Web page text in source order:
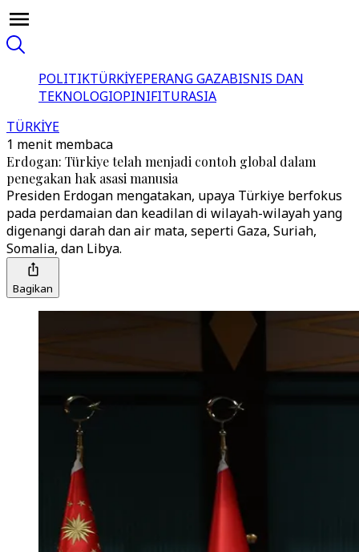
POLITIKTÜRKİYEPERANG GAZABISNIS DAN
TEKNOLOGIOPINIFITURASIA
TÜRKİYE
1 menit membaca
Erdogan: Türkiye telah menjadi contoh global dalam
penegakan hak asasi manusia
Presiden Erdogan mengatakan, upaya Türkiye berfokus
pada perdamaian dan keadilan di wilayah-wilayah yang
digenangi darah dan air mata, seperti Gaza, Suriah,
Somalia, dan Libya.
Bagikan